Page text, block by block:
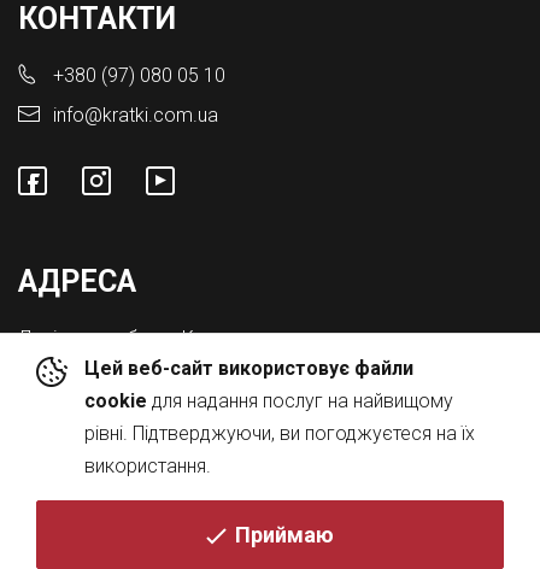
Цей веб-сайт використовує файли
cookie для надання послуг на найвищому
рівні. Підтверджуючи, ви погоджуєтеся на їх
використання.
Приймаю
КОНТАКТИ
+380 (97) 080 05 10
info@kratki.com.ua
АДРЕСА
Львівська обл., с. Конопниця,
Вул. Городоцька 8а